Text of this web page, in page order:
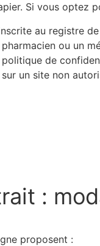
Si vous optez
au registre
ou un
de
un site non
:
proposent :